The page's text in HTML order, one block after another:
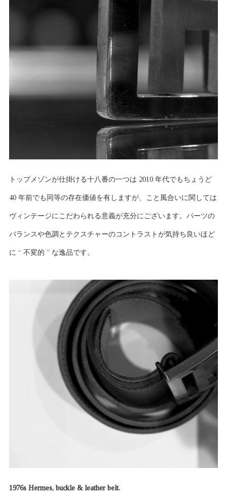
トップメゾンが仕掛ける十八番の一つは 2010 年代でもちょうど
40 年前でも同等の存在価値を有しますが、こと風合いに関しては
ヴィンテージにこだわられる意義が充分にございます。パーツの
バランスや色調とテクスチャーのコントラストが気持ち良いほど
に “ 不変的 ” な逸品です。
1976s Hermes, buckle & leather belt.